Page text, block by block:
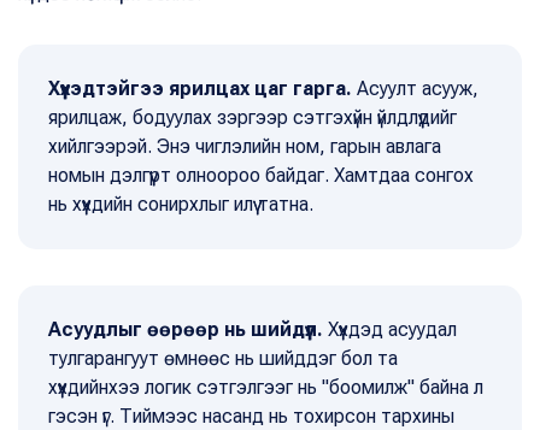
Хүүхэдтэйгээ ярилцах цаг гарга. Асуулт асууж,
ярилцаж, бодуулах зэргээр сэтгэхүйн үйлдлүүдийг
хийлгээрэй. Энэ чиглэлийн ном, гарын авлага
номын дэлгүүрт олноороо байдаг. Хамтдаа сонгох
нь хүүхдийн сонирхлыг илүү татна.
Асуудлыг өөрөөр нь шийдүүл. Хүүхдэд асуудал
тулгарангуут өмнөөс нь шийддэг бол та
хүүхдийнхээ логик сэтгэлгээг нь "боомилж" байна л
гэсэн үг. Тиймээс насанд нь тохирсон тархины